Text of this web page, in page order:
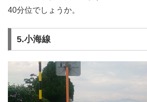
40分位でしょうか。
5.小海線